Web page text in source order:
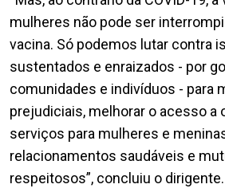
mulheres não pode ser
vacina. Só podemos lutar contra
sustentados e enraizados - por
comunidades e indivíduos - para
prejudiciais, melhorar o acesso a
serviços para mulheres e
relacionamentos saudáveis e
respeitosos”, concluiu o dirigente.